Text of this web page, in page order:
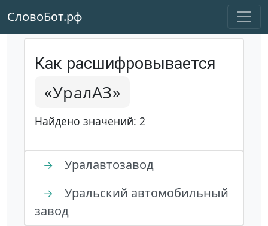
СловоБот.рф
Как расшифровывается
«УралАЗ»
Найдено значений: 2
→ Уралавтозавод
→
Уральский автомобильный
завод